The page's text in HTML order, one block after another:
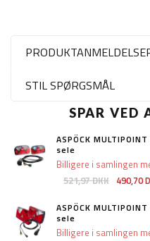
STIL SPØRGSMÅL
SPAR VED
ASPÖCK
sele
521,97 DKK 490,70
Billigere i samlingen
ASPÖCK
sele
Billigere i samlingen